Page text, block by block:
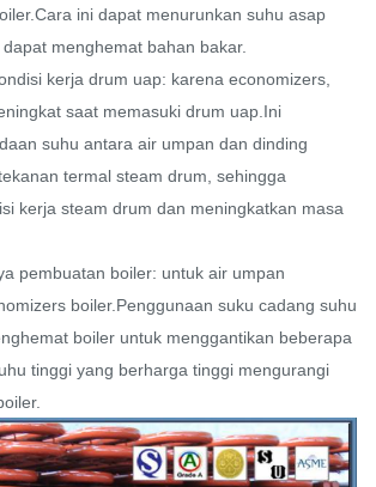
ini dapat menurunkan suhu asap
menghemat bahan bakar.
kerja drum uap: karena economizers,
saat memasuki drum uap.Ini
suhu antara air umpan dan dinding
termal steam drum, sehingga
kerja steam drum dan meningkatkan masa
pembuatan boiler: untuk air umpan
boiler.Penggunaan suku cadang suhu
boiler untuk menggantikan beberapa
tinggi yang berharga tinggi mengurangi